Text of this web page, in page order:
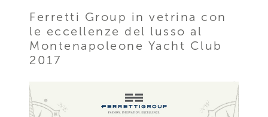
Ferretti Group in vetrina con
le eccellenze del lusso al
Montenapoleone Yacht Club
2017